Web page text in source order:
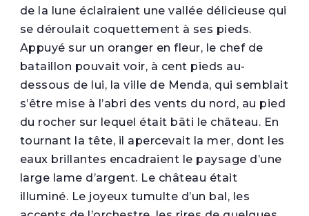
de la lune éclairaient une vallée délicieuse qui
se déroulait coquettement à ses pieds.
Appuyé sur un oranger en fleur, le chef de
bataillon pouvait voir, à cent pieds au-
dessous de lui, la ville de Menda, qui semblait
s’être mise à l’abri des vents du nord, au pied
du rocher sur lequel était bâti le château. En
tournant la tête, il apercevait la mer, dont les
eaux brillantes encadraient le paysage d’une
large lame d’argent. Le château était
illuminé. Le joyeux tumulte d’un bal, les